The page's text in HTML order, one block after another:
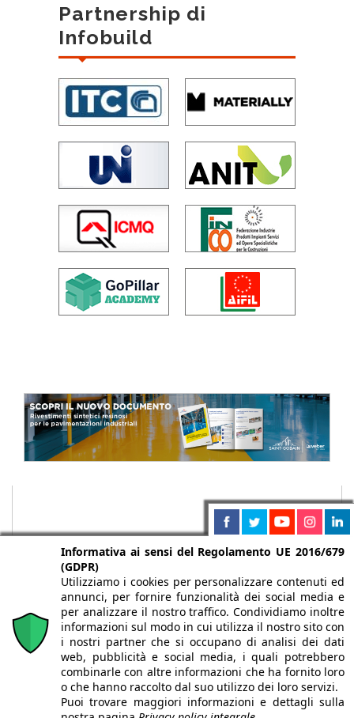
Partnership di
Infobuild
Chi siamo Autori Per la tua pubblicità
Iscriviti alla
newsletter
Informativa ai sensi del Regolamento UE 2016/679
(GDPR)
Utilizziamo i cookies per personalizzare contenuti ed
annunci, per fornire funzionalità dei social media e
per analizzare il nostro traffico. Condividiamo inoltre
informazioni sul modo in cui utilizza il nostro sito con
i nostri partner che si occupano di analisi dei dati
web, pubblicità e social media, i quali potrebbero
combinarle con altre informazioni che ha fornito loro
o che hanno raccolto dal suo utilizzo dei loro servizi.
Puoi trovare maggiori informazioni e dettagli sulla